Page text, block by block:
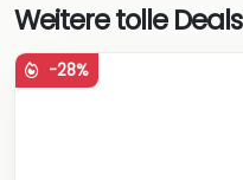
Weitere tolle Deals
-28%